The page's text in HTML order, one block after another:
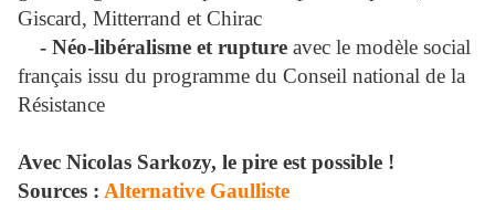
Giscard, Mitterrand et Chirac
- Néo-libéralisme et rupture avec le modèle social
français issu du programme du Conseil national de la
Résistance
Avec Nicolas Sarkozy, le pire est possible !
Sources : Alternative Gaulliste